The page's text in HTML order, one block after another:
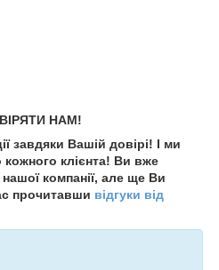
НАМ!
завдяки Вашій довірі! І ми
клієнта! Ви вже
компанії, але ще Ви
прочитавши відгуки від